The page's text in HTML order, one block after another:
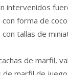
intervenidos
forma de
tallas de
de marfil,